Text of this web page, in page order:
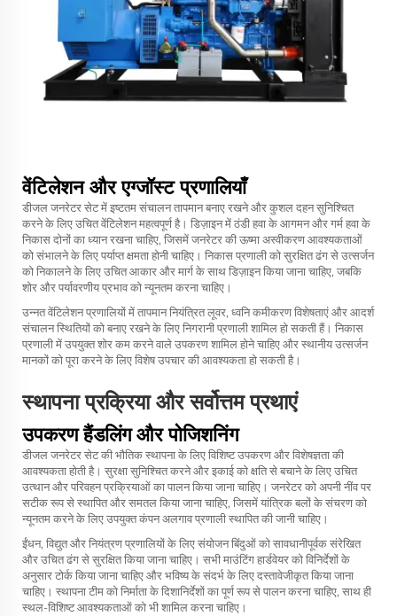
वेंटिलेशन और एग्जॉस्ट प्रणालियाँ
डीजल जनरेटर सेट में इष्टतम संचालन तापमान बनाए रखने और कुशल दहन सुनिश्चित
करने के लिए उचित वेंटिलेशन महत्वपूर्ण है। डिज़ाइन में ठंडी हवा के आगमन और गर्म हवा के
निकास दोनों का ध्यान रखना चाहिए, जिसमें जनरेटर की ऊष्मा अस्वीकरण आवश्यकताओं
को संभालने के लिए पर्याप्त क्षमता होनी चाहिए। निकास प्रणाली को सुरक्षित ढंग से उत्सर्जन
को निकालने के लिए उचित आकार और मार्ग के साथ डिज़ाइन किया जाना चाहिए, जबकि
शोर और पर्यावरणीय प्रभाव को न्यूनतम करना चाहिए।
उन्नत वेंटिलेशन प्रणालियों में तापमान नियंत्रित लूवर, ध्वनि कमीकरण विशेषताएं और आदर्श
संचालन स्थितियों को बनाए रखने के लिए निगरानी प्रणाली शामिल हो सकती हैं। निकास
प्रणाली में उपयुक्त शोर कम करने वाले उपकरण शामिल होने चाहिए और स्थानीय उत्सर्जन
मानकों को पूरा करने के लिए विशेष उपचार की आवश्यकता हो सकती है।
स्थापना प्रक्रिया और सर्वोत्तम प्रथाएं
उपकरण हैंडलिंग और पोजिशनिंग
डीजल जनरेटर सेट की भौतिक स्थापना के लिए विशिष्ट उपकरण और विशेषज्ञता की
आवश्यकता होती है। सुरक्षा सुनिश्चित करने और इकाई को क्षति से बचाने के लिए उचित
उत्थान और परिवहन प्रक्रियाओं का पालन किया जाना चाहिए। जनरेटर को अपनी नींव पर
सटीक रूप से स्थापित और समतल किया जाना चाहिए, जिसमें यांत्रिक बलों के संचरण को
न्यूनतम करने के लिए उपयुक्त कंपन अलगाव प्रणाली स्थापित की जानी चाहिए।
ईंधन, विद्युत और नियंत्रण प्रणालियों के लिए संयोजन बिंदुओं को सावधानीपूर्वक संरेखित
और उचित ढंग से सुरक्षित किया जाना चाहिए। सभी माउंटिंग हार्डवेयर को विनिर्देशों के
अनुसार टोर्क किया जाना चाहिए और भविष्य के संदर्भ के लिए दस्तावेजीकृत किया जाना
चाहिए। स्थापना टीम को निर्माता के दिशानिर्देशों का पूर्ण रूप से पालन करना चाहिए, साथ ही
स्थल-विशिष्ट आवश्यकताओं को भी शामिल करना चाहिए।